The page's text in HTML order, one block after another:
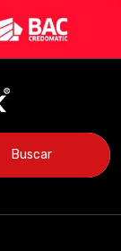
Buscar